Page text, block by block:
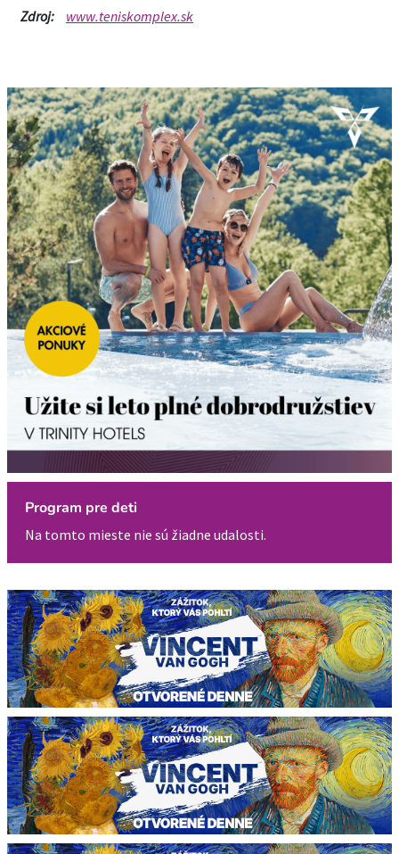
Zdroj: www.teniskomplex.sk
Program pre deti
Na tomto mieste nie sú žiadne udalosti.